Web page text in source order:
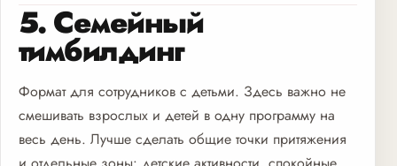
5. Семейный
тимбилдинг
Формат для сотрудников с детьми. Здесь важно не
смешивать взрослых и детей в одну программу на
весь день. Лучше сделать общие точки притяжения